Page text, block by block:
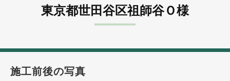
東京都世田谷区祖師谷Ｏ様
施工前後の写真